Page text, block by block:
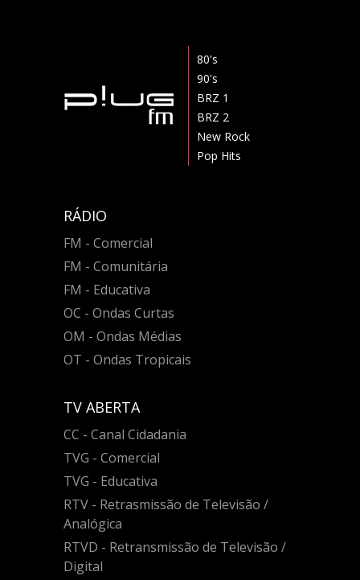
80's
90's
BRZ 1
BRZ 2
New Rock
Pop Hits
RÁDIO
FM - Comercial
FM - Comunitária
FM - Educativa
OC - Ondas Curtas
OM - Ondas Médias
OT - Ondas Tropicais
TV ABERTA
CC - Canal Cidadania
TVG - Comercial
TVG - Educativa
RTV - Retrasmissão de Televisão /
Analógica
RTVD - Retransmissão de Televisão /
Digital